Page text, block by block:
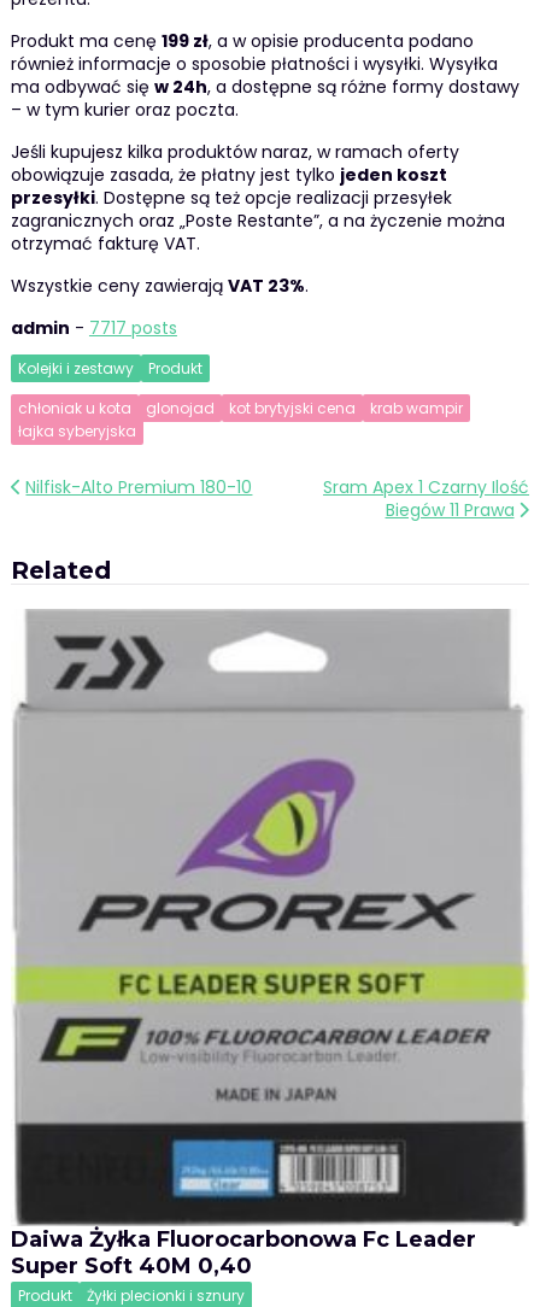
Produkt ma cenę 199 zł, a w opisie producenta podano
również informacje o sposobie płatności i wysyłki. Wysyłka
ma odbywać się w 24h, a dostępne są różne formy dostawy
– w tym kurier oraz poczta.
Jeśli kupujesz kilka produktów naraz, w ramach oferty
obowiązuje zasada, że płatny jest tylko jeden koszt
przesyłki. Dostępne są też opcje realizacji przesyłek
zagranicznych oraz „Poste Restante”, a na życzenie można
otrzymać fakturę VAT.
Wszystkie ceny zawierają VAT 23%.
admin - 7717 posts
Kolejki i zestawy
Produkt
chłoniak u kota
glonojad kot brytyjski cena
krab wampir
łajka syberyjska
Nawigacja
Nilfisk-Alto Premium 180-10
Sram Apex 1 Czarny Ilość
Biegów 11 Prawa
Related
Daiwa Żyłka Fluorocarbonowa Fc Leader
Super Soft 40M 0,40
Produkt Żyłki plecionki i sznury